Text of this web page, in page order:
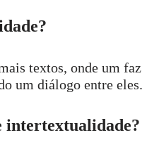
textos, onde um faz
um diálogo entre eles.
intertextualidade?